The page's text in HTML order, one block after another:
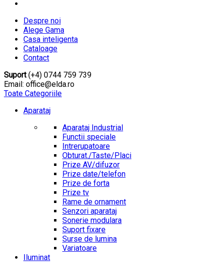
Despre noi
Alege Gama
Casa inteligenta
Cataloage
Contact
Suport(+4) 0744 759 739
Email: office@elda.ro
Toate Categoriile
Aparataj
Aparataj Industrial
Functii speciale
Intrerupatoare
Obturat./Taste/Placi
Prize AV/difuzor
Prize date/telefon
Prize de forta
Prize tv
Rame de ornament
Senzori aparataj
Sonerie modulara
Suport fixare
Surse de lumina
Variatoare
Iluminat